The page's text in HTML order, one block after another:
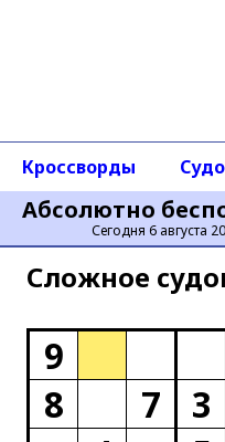
Абсолютно
Сегодня 6 августа
Кроссворды
Сложное
9
8
7 3